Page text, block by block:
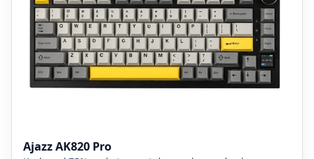
Ajazz AK820 Pro